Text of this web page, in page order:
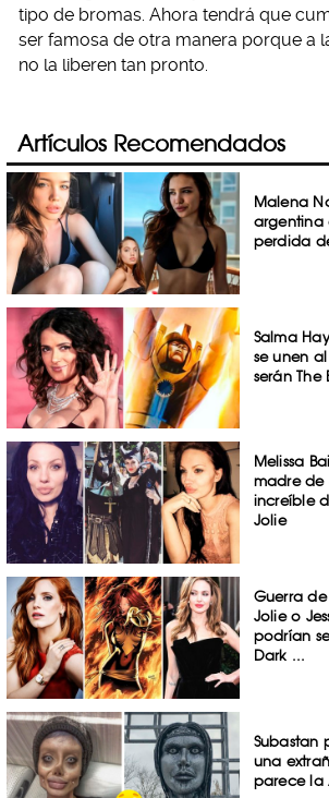
tipo de bromas. Ahora tendrá que
ser famosa de otra manera porque a
no la liberen tan pronto.
Artículos Recomendados
Malena
argentina
perdida
Salma
se unen
serán The
Melissa
madre de
increíble
Jolie
Guerra
Jolie o
podrían
Dark ...
Subastan
una
parece la